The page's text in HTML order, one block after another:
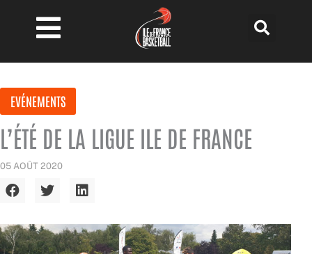
contenu
EVÉNEMENTS
L’ÉTÉ DE LA LIGUE ILE DE FRANCE
05 AOÛT 2020